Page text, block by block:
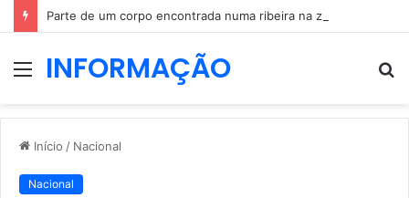
MenuINFORMAÇÃO
Início / Nacional
Nacional